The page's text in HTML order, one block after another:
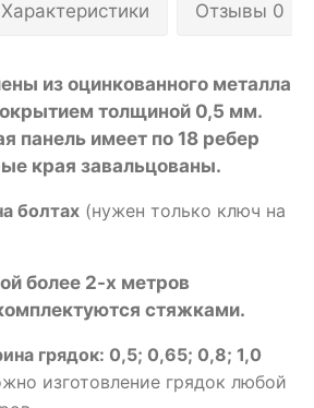
Характеристики Отзывы 0
из оцинкованного металла
толщиной 0,5 мм.
панель имеет по 18 ребер
края завальцованы.
болтах (нужен только ключ на
более 2-х метров
стяжками.
грядок: 0,5; 0,65; 0,8; 1,0
изготовление грядок любой